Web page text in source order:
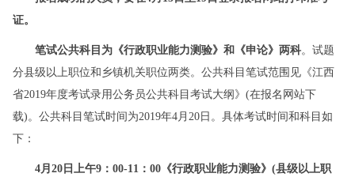
证。
笔试公共科目为《行政职业能力测验》和《申论》两科。试题
分县级以上职位和乡镇机关职位两类。公共科目笔试范围见《江西
省2019年度考试录用公务员公共科目考试大纲》(在报名网站下
载)。公共科目笔试时间为2019年4月20日。具体考试时间和科目如
下：
4月20日上午9：00-11：00《行政职业能力测验》(县级以上职